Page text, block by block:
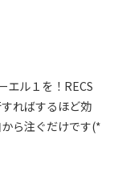
エル１を！RECS
ればするほど効
ら注ぐだけです(*